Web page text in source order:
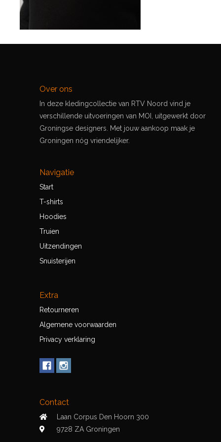
Over ons
In deze kledingcollectie van RTV Noord vind je
verschillende uitvoeringen van MOI, uitgewerkt door
Groningse designers. Met jouw aankoop maak je
Groningen nóg vriendelijker.
Navigatie
Start
T-shirts
Hoodies
Truien
Uitzendingen
Snuisterijen
Extra
Retourneren
Algemene voorwaarden
Privacy verklaring
Contact
Laan Corpus Den Hoorn 300
9728 ZA Groningen